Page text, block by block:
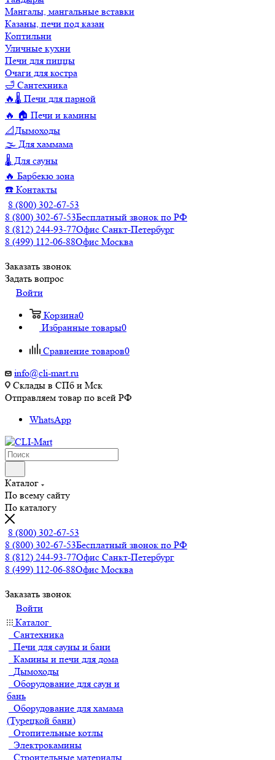
Мангалы, мангальные вставки
Казаны, печи под казан
Коптильни
Уличные кухни
Печи для пиццы
Очаги для костра
🛁 Сантехника
🔥🌡️ Печи для парной
🔥 🏠 Печи и камины
📐Дымоходы
🌫️ Для хаммама
🌡️ Для сауны
🔥 Барбекю зона
☎️ Контакты
8 (800) 302-67-53
8 (800) 302-67-53Бесплатный звонок по РФ
8 (812) 244-93-77Офис Санкт-Петербург
8 (499) 112-06-88Офис Москва
Заказать звонок
Задать вопрос
Войти
Корзина0
Избранные товары0
Сравнение товаров0
info@cli-mart.ru
Склады в СПб и Мск
Отправляем товар по всей РФ
WhatsApp
Каталог
По всему сайту
По каталогу
8 (800) 302-67-53
8 (800) 302-67-53Бесплатный звонок по РФ
8 (812) 244-93-77Офис Санкт-Петербург
8 (499) 112-06-88Офис Москва
Заказать звонок
Войти
Каталог
Сантехника
Печи для сауны и бани
Камины и печи для дома
Дымоходы
Оборудование для саун и
бань
Оборудование для хамама
(Турецкой бани)
Отопительные котлы
Электрокамины
Строительные материалы